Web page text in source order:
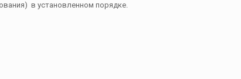
в установленном порядке.